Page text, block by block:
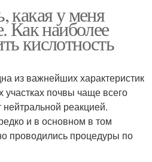
какая у меня
Как наиболее
кислотность
из важнейших характеристик
почвы чаще всего
реакцией.
и в основном в том
проводились процедуры по